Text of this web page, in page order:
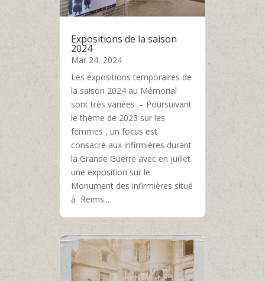
Expositions de la saison
2024
Mar 24, 2024
Les expositions temporaires de
la saison 2024 au Mémorial
sont très variées .– Poursuivant
le thème de 2023 sur les
femmes , un focus est
consacré aux infirmières durant
la Grande Guerre avec en juillet
une exposition sur le
Monument des infirmières situé
à Reims...